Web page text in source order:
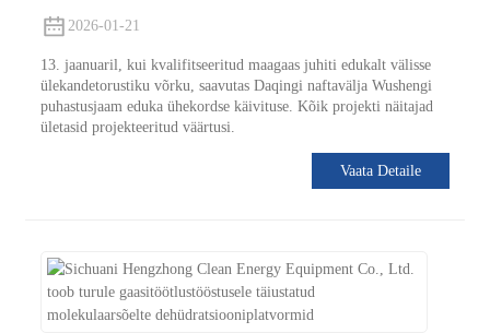
2026-01-21
13. jaanuaril, kui kvalifitseeritud maagaas juhiti edukalt välisse
ülekandetorustiku võrku, saavutas Daqingi naftavälja Wushengi
puhastusjaam eduka ühekordse käivituse. Kõik projekti näitajad
ületasid projekteeritud väärtusi.
Vaata Detaile